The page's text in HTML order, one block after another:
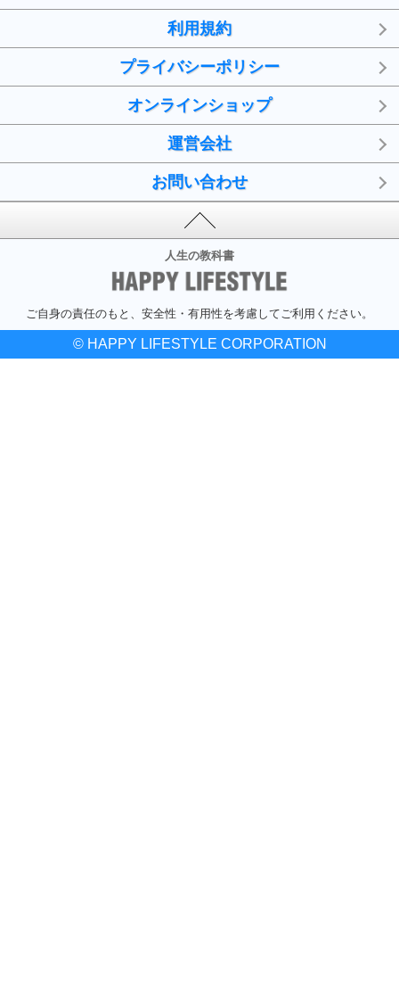
利用規約
プライバシーポリシー
オンラインショップ
運営会社
お問い合わせ
人生の教科書
ご自身の責任のもと、安全性・有用性を考慮してご利用ください。
© HAPPY LIFESTYLE CORPORATION